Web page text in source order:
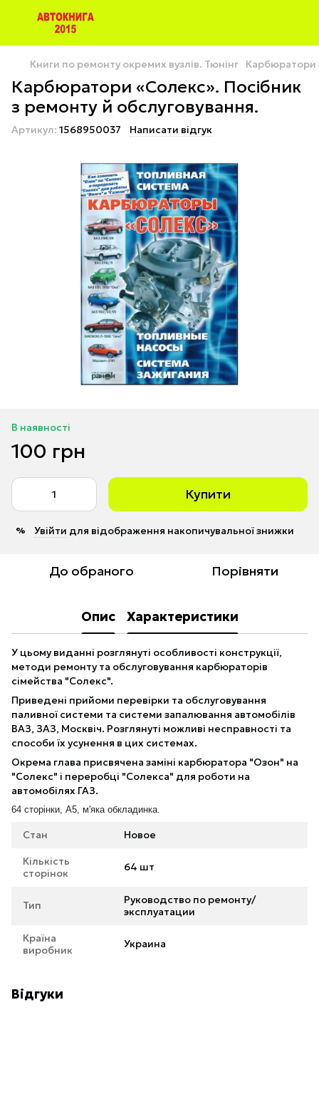
Книги по ремонту окремих вузлів. Тюнінг Карбюратори
Карбюратори «Солекс». Посібник
з ремонту й обслуговування.
Артикул: 1568950037 Написати відгук
В наявності
100 грн
Купити
% Увійти для відображення накопичувальної знижки
До обраного Порівняти
Опис Характеристики
У цьому виданні розглянуті особливості конструкції,
методи ремонту та обслуговування карбюраторів
сімейства "Солекс".
Приведені прийоми перевірки та обслуговування
паливної системи та системи запалювання автомобілів
ВАЗ, ЗАЗ, Москвіч. Розглянуті можливі несправності та
способи їх усунення в цих системах.
Окрема глава присвячена заміні карбюратора "Озон" на
"Солекс" і переробці "Солекса" для роботи на
автомобілях ГАЗ.
64 сторінки, А5, м'яка обкладинка.
Стан Новое
Кількість
сторінок
64 шт
Тип
Руководство по ремонту/
эксплуатации
Країна
виробник
Украина
Відгуки